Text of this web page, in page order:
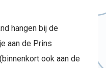
hangen bij de
aan de Prins
ook aan de